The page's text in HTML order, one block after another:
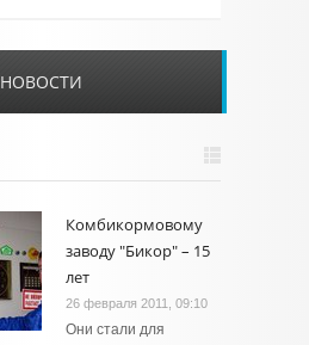
НОВОСТИ
Комбикормовому
заводу "Бикор" – 15
лет
26 февраля 2011, 09:10
Они стали для